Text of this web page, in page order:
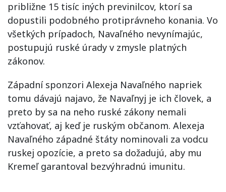
približne 15 tisíc iných previnilcov, ktorí sa
dopustili podobného protiprávneho konania. Vo
všetkých prípadoch, Navaľného nevynímajúc,
postupujú ruské úrady v zmysle platných
zákonov.
Západní sponzori Alexeja Navaľného napriek
tomu dávajú najavo, že Navaľnyj je ich človek, a
preto by sa na neho ruské zákony nemali
vzťahovať, aj keď je ruským občanom. Alexeja
Navaľného západné štáty nominovali za vodcu
ruskej opozície, a preto sa dožadujú, aby mu
Kremeľ garantoval bezvýhradnú imunitu.